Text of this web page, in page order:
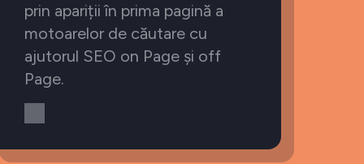
prin apariții în prima pagină a
motoarelor de căutare cu
ajutorul SEO on Page și off
Page.